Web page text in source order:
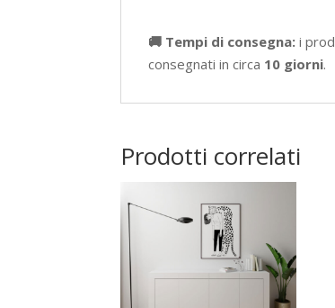
🚚 Tempi di consegna: i
consegnati in circa 10 giorni.
Prodotti correlati